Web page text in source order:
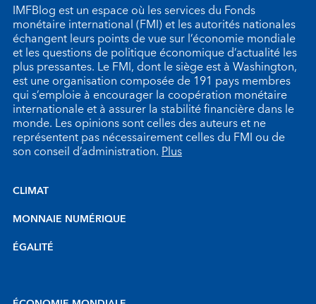
IMFBlog est un espace où les services du Fonds
monétaire international (FMI) et les autorités nationales
échangent leurs points de vue sur l’économie mondiale
et les questions de politique économique d’actualité les
plus pressantes. Le FMI, dont le siège est à Washington,
est une organisation composée de 191 pays membres
qui s’emploie à encourager la coopération monétaire
internationale et à assurer la stabilité financière dans le
monde. Les opinions sont celles des auteurs et ne
représentent pas nécessairement celles du FMI ou de
son conseil d’administration.Plus
CLIMAT
MONNAIE NUMÉRIQUE
ÉGALITÉ